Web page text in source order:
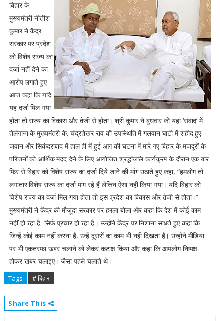
बिहार के
मुख्यमंत्री नीतीश
कुमार ने केंद्र
सरकार पर प्रदेश
को विशेष राज्य का
दर्जा नहीं देने का
आरोप लगाते हुए
आज कहा कि यदि
यह दर्जा मिल गया
होता तो राज्य का विकास और तेजी से होता। श्री कुमार ने बुधवार को यहां ‘संवाद’ में
तेलंगाना के मुख्यमंत्री के. चंद्रशेखर राव की उपस्थिति में गलवान घाटी में शहीद हुए
जवान और सिकंदराबाद में हाल ही में हुई आग की घटना में मारे गए बिहार के मजदूरों के
परिजनों को आर्थिक मदद देने के लिए आयाेजित श्रद्धांजलि कार्यक्रम के दौरान एक बार
फिर से बिहार को विशेष राज्य का दर्जा दिये जाने की मांग उठाते हुए कहा, “हमलोग तो
लगातार विशेष राज्य का दर्जा मांग रहे हैं लेकिन ऐसा नहीं किया गया। यदि बिहार को
विशेष राज्य का दर्जा मिल गया होता तो इस प्रदेश का विकास और तेजी से होता।”
मुख्यमंत्री ने केंद्र की मौजूदा सरकार पर हमला बोला और कहा कि देश में कोई काम
नहीं हो रहा है, सिर्फ प्रचार हो रहा है। उन्होंने केंद्र पर निशाना साधते हुए कहा कि
जिन्हें कोई काम नहीं करना है, उन्हें दूसरों का काम भी नहीं दिखता है। उन्होंने मीडिया
पर भी एकतरफा खबर चलाने को लेकर कटाक्ष किया और कहा कि आपलोग निष्पक्ष
होकर खबर चलाइए। जैसा पहले चलाते थे।
Tags # बिहार
Share This